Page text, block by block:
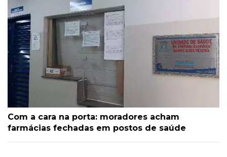
Com a cara na porta: moradores acham
farmácias fechadas em postos de saúde